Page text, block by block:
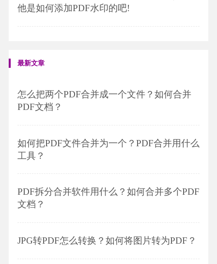
他是如何添加PDF水印的吧!
最新文章
怎么把两个PDF合并成一个文件？如何合并
PDF文档？
如何把PDF文件合并为一个？PDF合并用什么
工具？
PDF拆分合并软件用什么？如何合并多个PDF
文档？
JPG转PDF怎么转换？如何将图片转为PDF？